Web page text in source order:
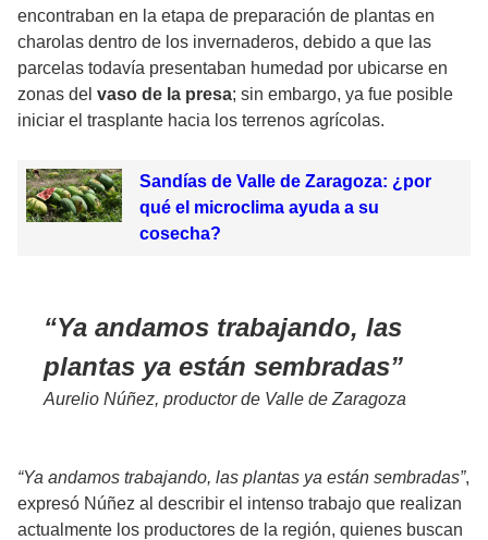
encontraban en la etapa de preparación de plantas en
charolas dentro de los invernaderos, debido a que las
parcelas todavía presentaban humedad por ubicarse en
zonas del vaso de la presa; sin embargo, ya fue posible
iniciar el trasplante hacia los terrenos agrícolas.
Sandías de Valle de Zaragoza: ¿por
qué el microclima ayuda a su
cosecha?
Ya andamos trabajando, las
plantas ya están sembradas
Aurelio Núñez, productor de Valle de Zaragoza
“Ya andamos trabajando, las plantas ya están sembradas”,
expresó Núñez al describir el intenso trabajo que realizan
actualmente los productores de la región, quienes buscan